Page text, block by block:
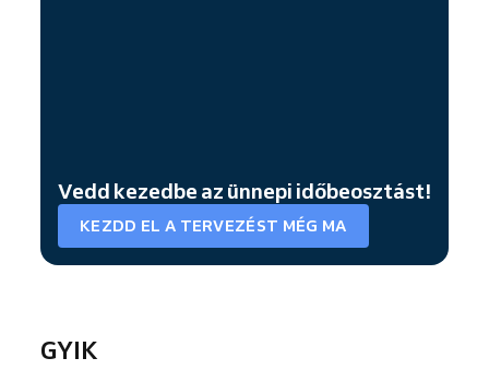
Vedd kezedbe az ünnepi időbeosztást!
KEZDD EL A TERVEZÉST MÉG MA
GYIK